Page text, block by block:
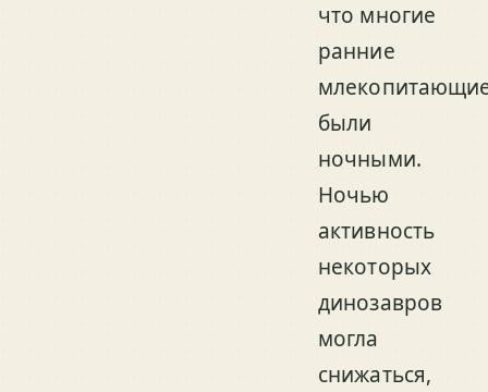
что многие
ранние
были
ночными.
Ночью
активность
некоторых
динозавров
могла
снижаться,